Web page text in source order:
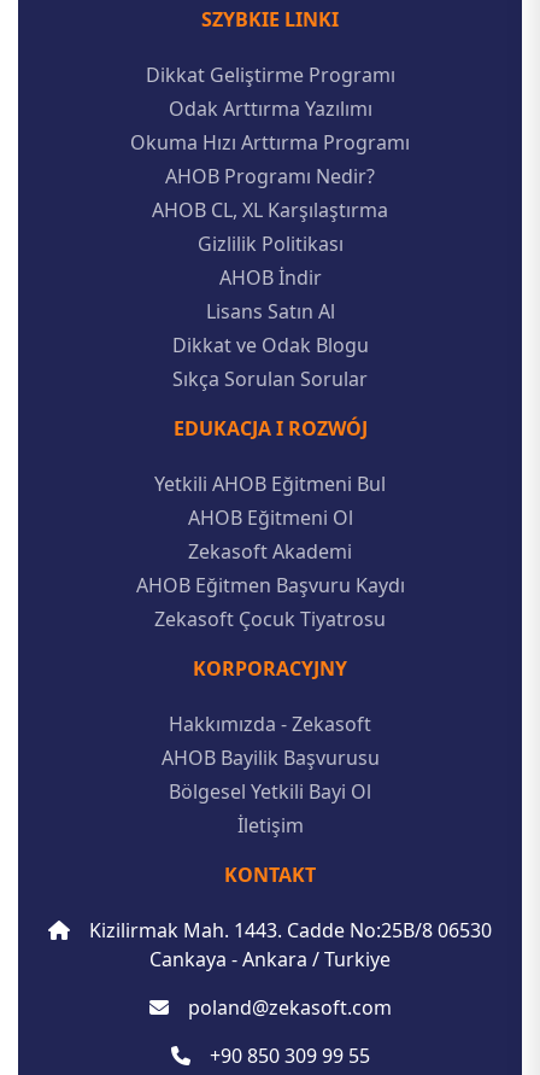
SZYBKIE LINKI
Dikkat Geliştirme Programı
Odak Arttırma Yazılımı
Okuma Hızı Arttırma Programı
AHOB Programı Nedir?
AHOB CL, XL Karşılaştırma
Gizlilik Politikası
AHOB İndir
Lisans Satın Al
Dikkat ve Odak Blogu
Sıkça Sorulan Sorular
EDUKACJA I ROZWÓJ
Yetkili AHOB Eğitmeni Bul
AHOB Eğitmeni Ol
Zekasoft Akademi
AHOB Eğitmen Başvuru Kaydı
Zekasoft Çocuk Tiyatrosu
KORPORACYJNY
Hakkımızda - Zekasoft
AHOB Bayilik Başvurusu
Bölgesel Yetkili Bayi Ol
İletişim
KONTAKT
Kizilirmak Mah. 1443. Cadde No:25B/8 06530
Cankaya - Ankara / Turkiye
poland@zekasoft.com
+90 850 309 99 55